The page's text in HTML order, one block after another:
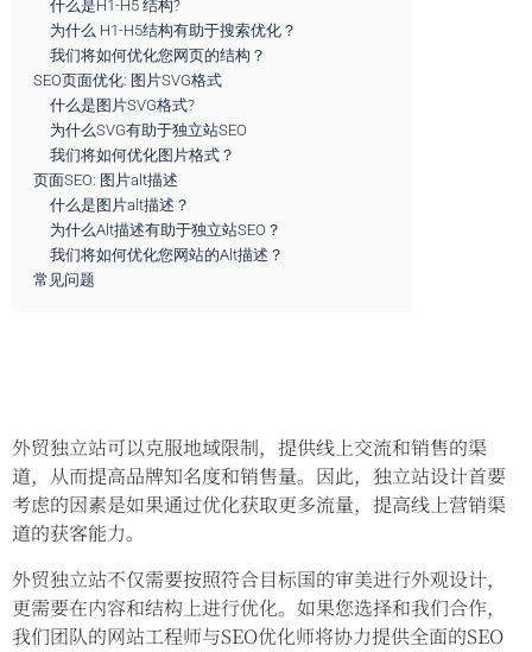
什么是H1-H5 结构?
为什么 H1-H5结构有助于搜索优化？
我们将如何优化您网页的结构？
SEO页面优化: 图片SVG格式
什么是图片SVG格式?
为什么SVG有助于独立站SEO
我们将如何优化图片格式？
页面SEO: 图片alt描述
什么是图片alt描述？
为什么Alt描述有助于独立站SEO？
我们将如何优化您网站的Alt描述？
常见问题
外贸独立站可以克服地域限制，提供线上交流和销售的渠
道，从而提高品牌知名度和销售量。因此，独立站设计首要
考虑的因素是如果通过优化获取更多流量，提高线上营销渠
道的获客能力。
外贸独立站不仅需要按照符合目标国的审美进行外观设计，
更需要在内容和结构上进行优化。如果您选择和我们合作，
我们团队的网站工程师与SEO优化师将协力提供全面的SEO